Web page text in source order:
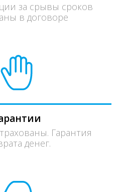
за срывы сроков
в договоре
Гарантия
денег.